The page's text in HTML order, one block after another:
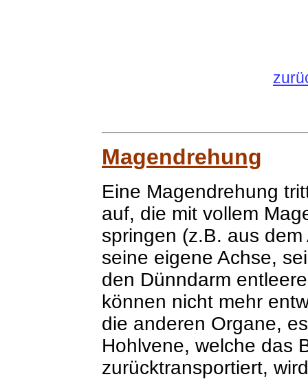
Magendrehung
Eine Magendrehung
auf, die mit vollem
springen (z.B. aus
seine eigene Achse,
den Dünndarm
können nicht mehr
die anderen Organe,
Hohlvene, welche das
zurücktransportiert,